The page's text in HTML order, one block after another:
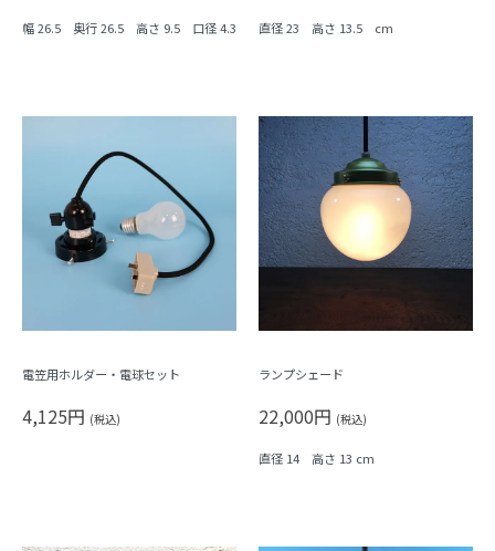
幅 26.5 奥行 26.5 高さ 9.5 口径 4.3 直径 23 高さ 13.5 cm
電笠用ホルダー・電球セット
4,125円 (税込)
ランプシェード
22,000円 (税込)
直径 14 高さ 13 cm